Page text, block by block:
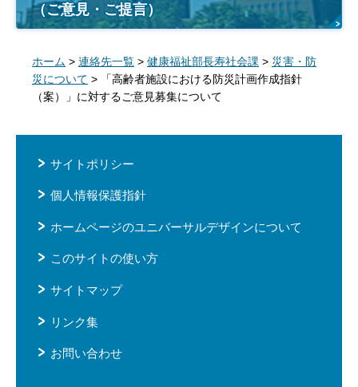
（ご意見・ご提言）
ホーム > 連絡先一覧 > 健康福祉部長寿社会課 > 災害・防
災について > 「高齢者施設における防災計画作成指針
（案）」に対するご意見募集について
サイトポリシー
個人情報保護指針
ホームページのユニバーサルデザインについて
このサイトの使い方
サイトマップ
リンク集
お問い合わせ